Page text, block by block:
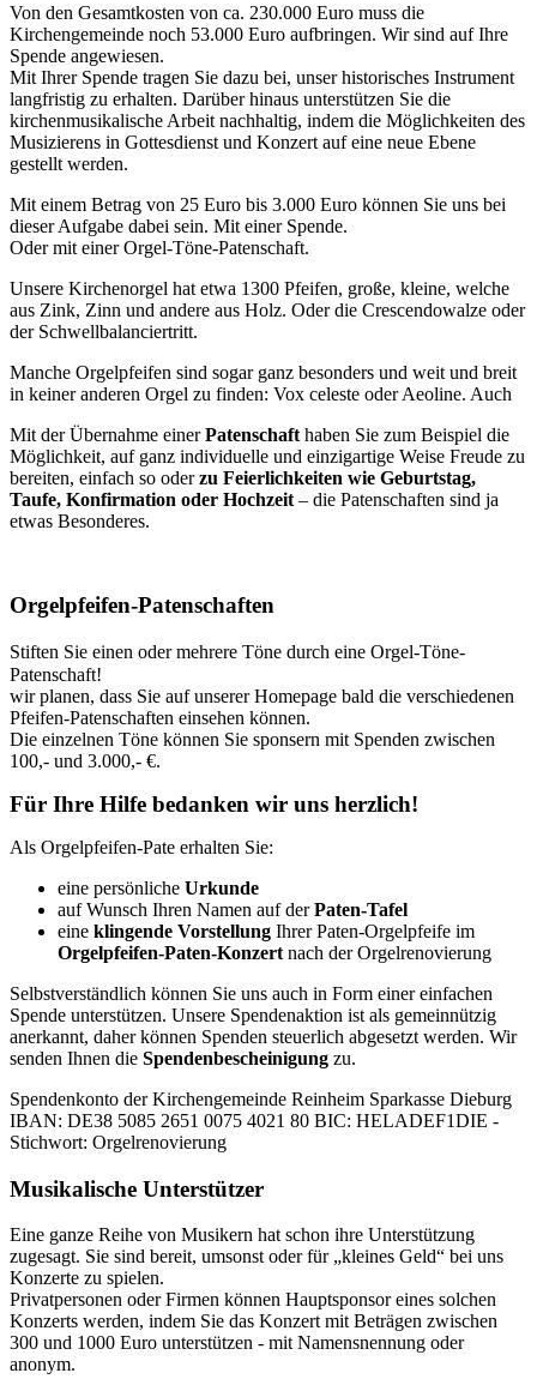
Von den Gesamtkosten von ca. 230.000 Euro muss die
Kirchengemeinde noch 53.000 Euro aufbringen. Wir sind auf Ihre
Spende angewiesen.
Mit Ihrer Spende tragen Sie dazu bei, unser historisches Instrument
langfristig zu erhalten. Darüber hinaus unterstützen Sie die
kirchenmusikalische Arbeit nachhaltig, indem die Möglichkeiten des
Musizierens in Gottesdienst und Konzert auf eine neue Ebene
gestellt werden.
Mit einem Betrag von 25 Euro bis 3.000 Euro können Sie uns bei
dieser Aufgabe dabei sein. Mit einer Spende.
Oder mit einer Orgel-Töne-Patenschaft.
Unsere Kirchenorgel hat etwa 1300 Pfeifen, große, kleine, welche
aus Zink, Zinn und andere aus Holz. Oder die Crescendowalze oder
der Schwellbalanciertritt.
Manche Orgelpfeifen sind sogar ganz besonders und weit und breit
in keiner anderen Orgel zu finden: Vox celeste oder Aeoline. Auch
Mit der Übernahme einerPatenschaft haben Sie zum Beispiel die
Möglichkeit, auf ganz individuelle und einzigartige Weise Freude zu
bereiten, einfach so oderzu Feierlichkeiten wie Geburtstag,
Taufe, Konfirmation oder Hochzeit – die Patenschaften sind ja
etwas Besonderes.
Orgelpfeifen-Patenschaften
Stiften Sie einen oder mehrere Töne durch eine Orgel-Töne-
Patenschaft!
wir planen, dass Sie auf unserer Homepage bald die verschiedenen
Pfeifen-Patenschaften einsehen können.
Die einzelnen Töne können Sie sponsern mit Spenden zwischen
100,- und 3.000,- €.
Für Ihre Hilfe bedanken wir uns herzlich!
Als Orgelpfeifen-Pate erhalten Sie:
eine persönliche Urkunde
auf Wunsch Ihren Namen auf derPaten-Tafel
eine klingende Vorstellung Ihrer Paten-Orgelpfeife im
Orgelpfeifen-Paten-Konzert nach der Orgelrenovierung
Selbstverständlich können Sie uns auch in Form einer einfachen
Spende unterstützen. Unsere Spendenaktion ist als gemeinnützig
anerkannt, daher können Spenden steuerlich abgesetzt werden. Wir
senden Ihnen die Spendenbescheinigung zu.
Spendenkonto der Kirchengemeinde Reinheim Sparkasse Dieburg
IBAN: DE38 5085 2651 0075 4021 80 BIC: HELADEF1DIE -
Stichwort: Orgelrenovierung
Musikalische Unterstützer
Eine ganze Reihe von Musikern hat schon ihre Unterstützung
zugesagt. Sie sind bereit, umsonst oder für „kleines Geld“ bei uns
Konzerte zu spielen.
Privatpersonen oder Firmen können Hauptsponsor eines solchen
Konzerts werden, indem Sie das Konzert mit Beträgen zwischen
300 und 1000 Euro unterstützen - mit Namensnennung oder
anonym.